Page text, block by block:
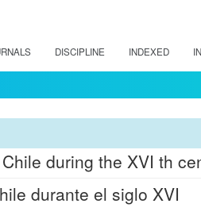
DISCIPLINE INDEXED
during the XVI th
durante el siglo XVI